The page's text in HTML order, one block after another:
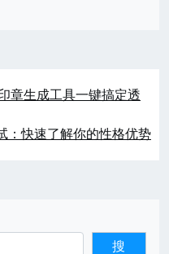
章生成工具一键搞定透
：快速了解你的性格优势
搜